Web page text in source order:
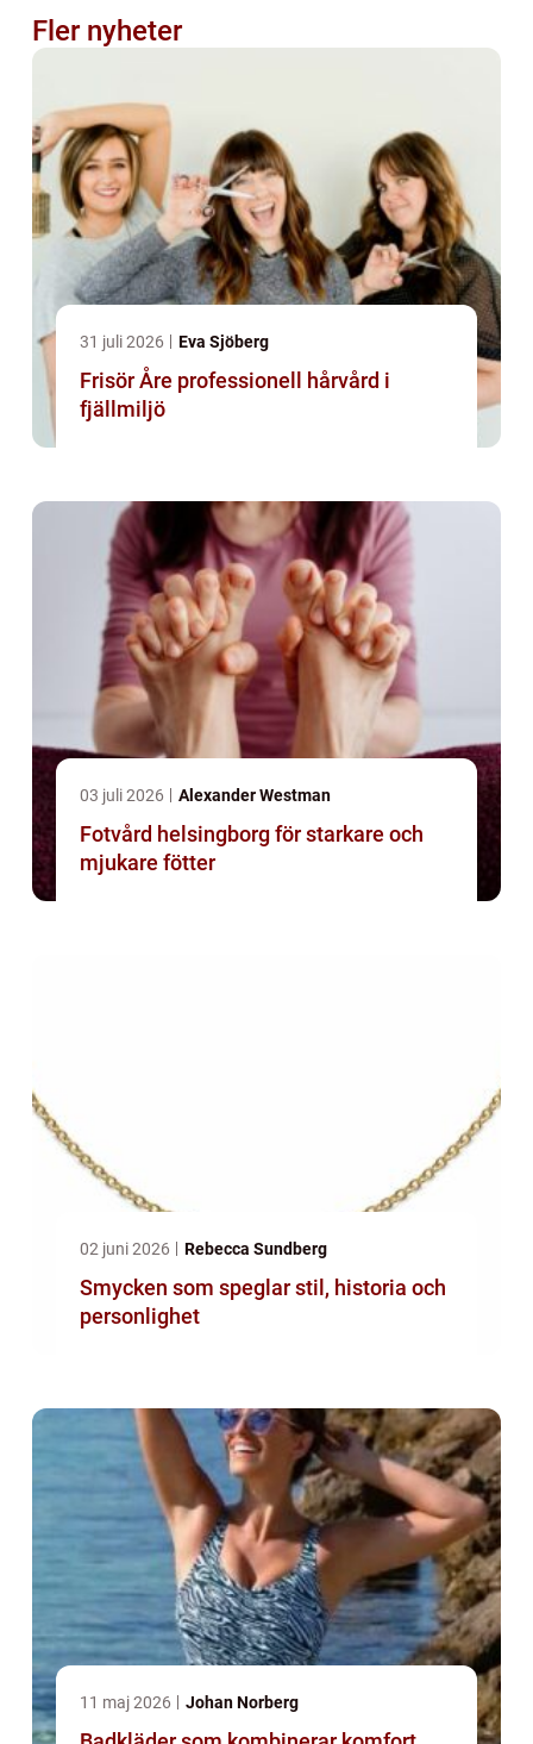
Fler nyheter
31 juli 2026 Eva Sjöberg
Frisör Åre professionell hårvård i
fjällmiljö
03 juli 2026 Alexander Westman
Fotvård helsingborg för starkare och
mjukare fötter
02 juni 2026 Rebecca Sundberg
Smycken som speglar stil, historia och
personlighet
11 maj 2026 Johan Norberg